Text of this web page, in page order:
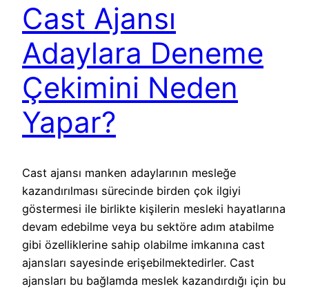
Cast Ajansı
Adaylara Deneme
Çekimini Neden
Yapar?
Cast ajansı manken adaylarının mesleğe
kazandırılması sürecinde birden çok ilgiyi
göstermesi ile birlikte kişilerin mesleki hayatlarına
devam edebilme veya bu sektöre adım atabilme
gibi özelliklerine sahip olabilme imkanına cast
ajansları sayesinde erişebilmektedirler. Cast
ajansları bu bağlamda meslek kazandırdığı için bu